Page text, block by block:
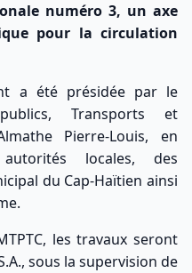
numéro 3, un axe
pour la circulation
a été présidée par le
Transports et
Pierre-Louis, en
locales, des
du Cap-Haïtien ainsi
les travaux seront
sous la supervision de